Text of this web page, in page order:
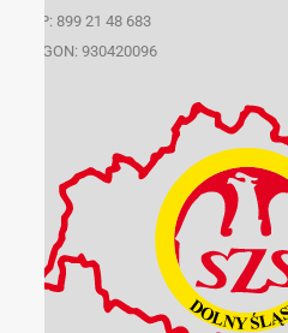
NIP: 899 21 48 683
REGON: 930420096